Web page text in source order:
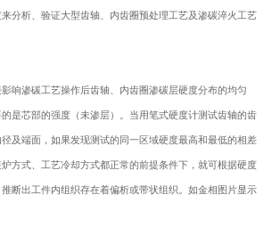
分析、验证大型齿轴、内齿圈预处理工艺及渗碳淬火工艺
响渗碳工艺操作后齿轴、内齿圈渗碳层硬度分布的均匀
是芯部的强度（未渗层）。当用笔式硬度计测试齿轴的齿
及端面，如果发现测试的同一区域硬度最高和最低的相差
方式、工艺冷却方式都正常的前提条件下，就可根据硬度
断出工件内组织存在着偏析或带状组织。如金相图片显示